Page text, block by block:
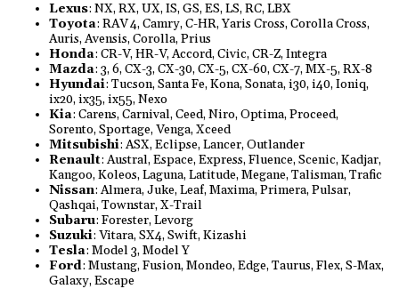
Lexus: NX, RX, UX, IS, GS, ES, LS, RC, LBX
Toyota: RAV 4, Camry, C-HR, Yaris Cross, Corolla Cross,
Auris, Avensis, Corolla, Prius
Honda: CR-V, HR-V, Accord, Civic, CR-Z, Integra
Mazda: 3, 6, CX-3, CX-30, CX-5, CX-60, CX-7, MX-5, RX-8
Hyundai: Tucson, Santa Fe, Kona, Sonata, i30, i40, Ioniq,
ix20, ix35, ix55, Nexo
Kia: Carens, Carnival, Ceed, Niro, Optima, Proceed,
Sorento, Sportage, Venga, Xceed
Mitsubishi: ASX, Eclipse, Lancer, Outlander
Renault: Austral, Espace, Express, Fluence, Scenic, Kadjar,
Kangoo, Koleos, Laguna, Latitude, Megane, Talisman, Trafic
Nissan: Almera, Juke, Leaf, Maxima, Primera, Pulsar,
Qashqai, Townstar, X-Trail
Subaru: Forester, Levorg
Suzuki: Vitara, SX4, Swift, Kizashi
Tesla: Model 3, Model Y
Ford: Mustang, Fusion, Mondeo, Edge, Taurus, Flex, S-Max,
Galaxy, Escape